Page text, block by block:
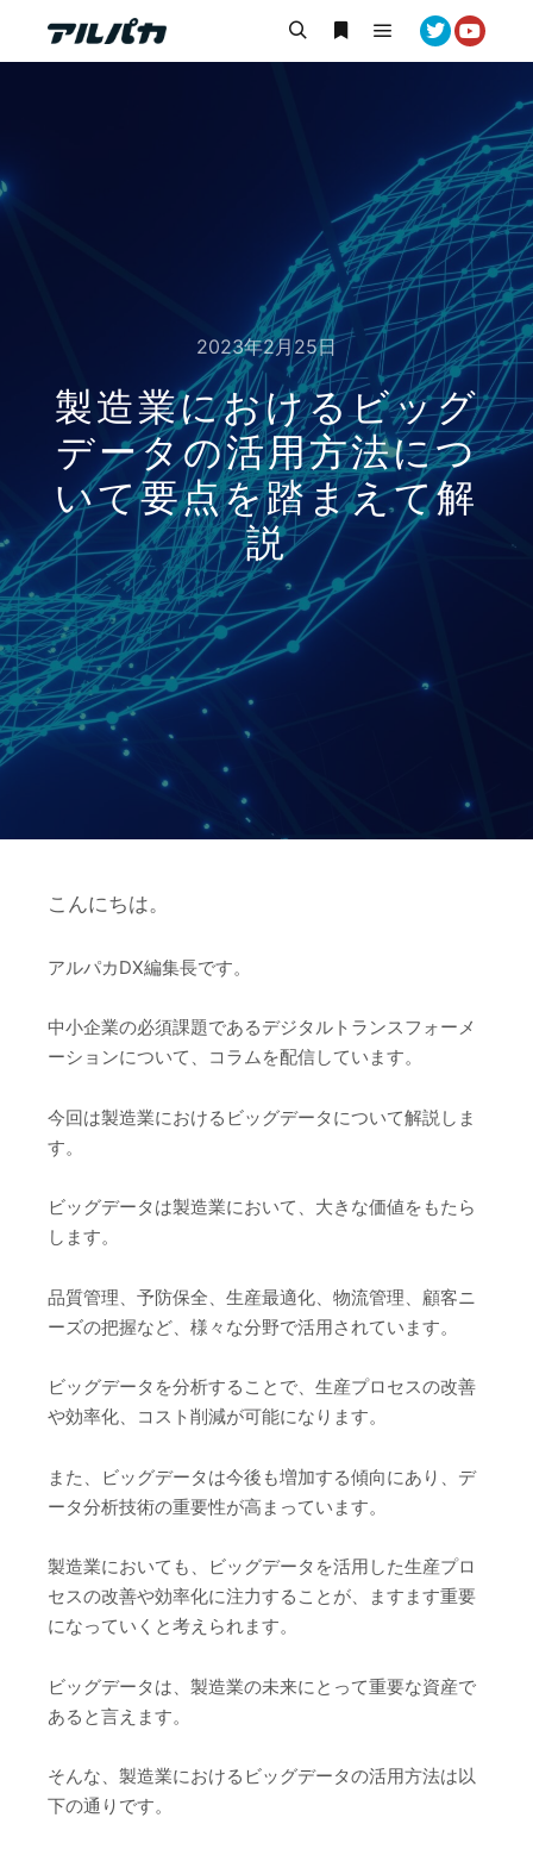
検索 詳細 メインメニュー
2023年2月25日
製造業におけるビッグ
データの活用方法につ
いて要点を踏まえて解
説
こんにちは。
アルパカDX編集長です。
中小企業の必須課題であるデジタルトランスフォーメ
ーションについて、コラムを配信しています。
今回は製造業におけるビッグデータについて解説しま
す。
ビッグデータは製造業において、大きな価値をもたら
します。
品質管理、予防保全、生産最適化、物流管理、顧客ニ
ーズの把握など、様々な分野で活用されています。
ビッグデータを分析することで、生産プロセスの改善
や効率化、コスト削減が可能になります。
また、ビッグデータは今後も増加する傾向にあり、デ
ータ分析技術の重要性が高まっています。
製造業においても、ビッグデータを活用した生産プロ
セスの改善や効率化に注力することが、ますます重要
になっていくと考えられます。
ビッグデータは、製造業の未来にとって重要な資産で
あると言えます。
そんな、製造業におけるビッグデータの活用方法は以
下の通りです。